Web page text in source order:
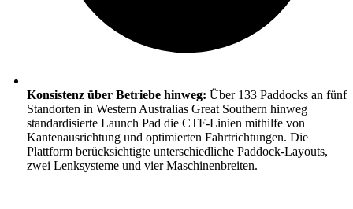
Konsistenz über Betriebe hinweg: Über 133 Paddocks an fünf
Standorten in Western Australias Great Southern hinweg
standardisierte Launch Pad die CTF-Linien mithilfe von
Kantenausrichtung und optimierten Fahrtrichtungen. Die
Plattform berücksichtigte unterschiedliche Paddock-Layouts,
zwei Lenksysteme und vier Maschinenbreiten.